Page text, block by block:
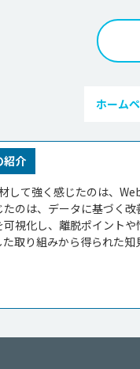
ホーム
紹介
して強く感じたのは、
のは、データに基づく
視化し、離脱ポイント
取り組みから得られた知